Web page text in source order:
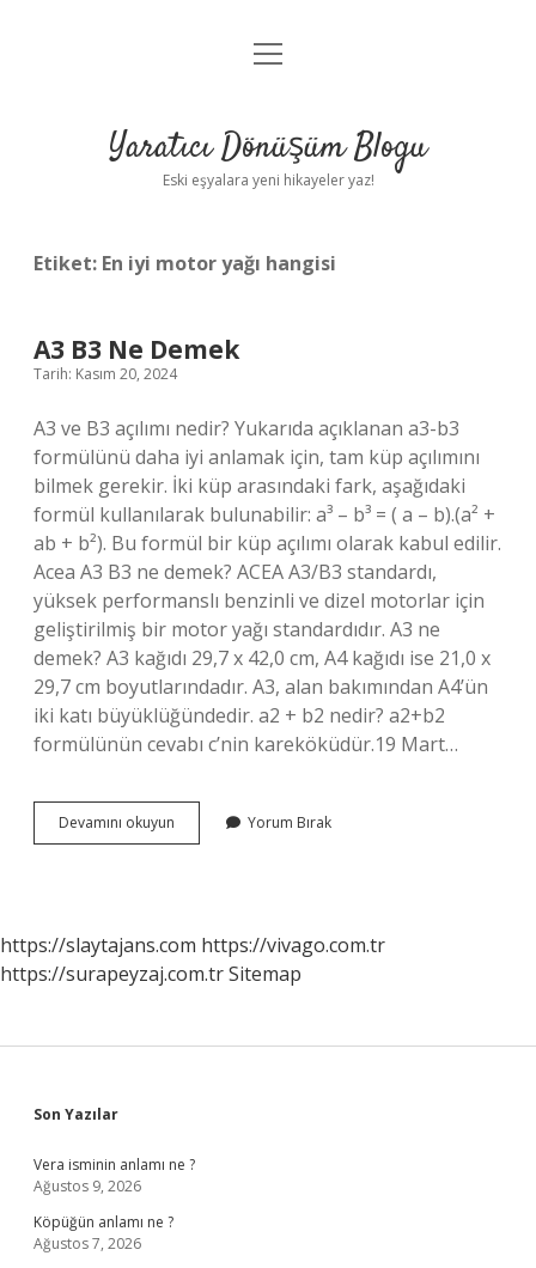
Anasayfa
Yasal Uyarı
menüyü
Yaratıcı Dönüşüm Blogu
Eski eşyalara yeni hikayeler yaz!
Etiket: En iyi motor yağı hangisi
A3 B3 Ne Demek
Tarih: Kasım 20, 2024
A3 ve B3 açılımı nedir? Yukarıda açıklanan a3-b3
formülünü daha iyi anlamak için, tam küp açılımını
bilmek gerekir. İki küp arasındaki fark, aşağıdaki
formül kullanılarak bulunabilir: a³ – b³ = ( a – b).(a² +
ab + b²). Bu formül bir küp açılımı olarak kabul edilir.
Acea A3 B3 ne demek? ACEA A3/B3 standardı,
yüksek performanslı benzinli ve dizel motorlar için
geliştirilmiş bir motor yağı standardıdır. A3 ne
demek? A3 kağıdı 29,7 x 42,0 cm, A4 kağıdı ise 21,0 x
29,7 cm boyutlarındadır. A3, alan bakımından A4’ün
iki katı büyüklüğündedir. a2 + b2 nedir? a2+b2
formülünün cevabı c’nin kareköküdür.19 Mart…
Devamını okuyun
B3
Yorum Bırak
https://slaytajans.com https://vivago.com.tr
https://surapeyzaj.com.trSitemap
Sidebar
Son Yazılar
Vera isminin anlamı ne ?
Ağustos 9, 2026
Köpüğün anlamı ne ?
Ağustos 7, 2026